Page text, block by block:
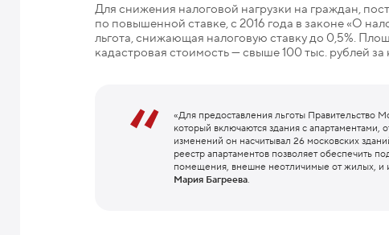
Для снижения налоговой нагрузки на граждан,
по повышенной ставке, с 2016 года в законе «О
льгота, снижающая налоговую ставку до 0,5%.
кадастровая стоимость — свыше 100 тыс. рублей за
«Для предоставления льготы Правительство
который включаются здания с
изменений он насчитывал 26 московских
реестр апартаментов позволяет обеспечить
помещения, внешне неотличимые от жилых, и
Мария Багреева.